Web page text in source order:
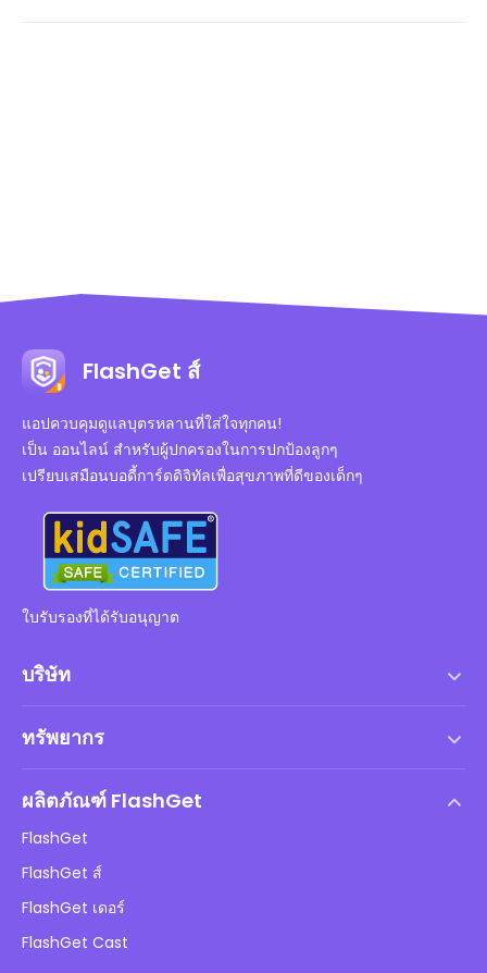
ได้โดยการเข้าถึงบัญชีแอปสโตร์ ซึ่งทำได้ก็ต่อเมื่อคุณมีบัญชีหรือ
FlashGet ส์
แอปควบคุมดูแลบุตรหลานที่ใส่ใจทุกคน!
เป็น ออนไลน์ สำหรับผู้ปกครองในการปกป้องลูกๆ
เปรียบเสมือนบอดี้การ์ดดิจิทัลเพื่อสุขภาพที่ดีของเด็กๆ
ใบรับรองที่ได้รับอนุญาต
บริษัท
นโยบาย DMCA
นโยบายความเป็นส่วนตัว
นโยบายการโฆษณา
ห้ามขายข้อมูลส่วนตัวของฉัน
ทรัพยากร
เด็ก ออนไลน์ ความปลอดภัย
ดาวน์โหลด
ผลิตภัณฑ์ FlashGet
FlashGet
FlashGet ส์
FlashGet เดอร์
FlashGet Cast